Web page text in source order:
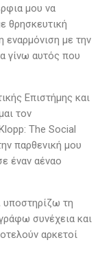
μου να
θρησκευτική
με την
γίνω αυτός που
Επιστήμης και
τον
The Social
παρθενική μου
έναν αέναο
υποστηρίζω τη
συνέχεια και
αρκετοί